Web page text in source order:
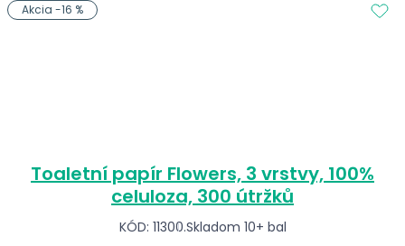
Toaletní papír Flowers, 3 vrstvy, 100%
celuloza, 300 útržků
KÓD: 11300.Skladom 10+ bal
Akcia -16 %